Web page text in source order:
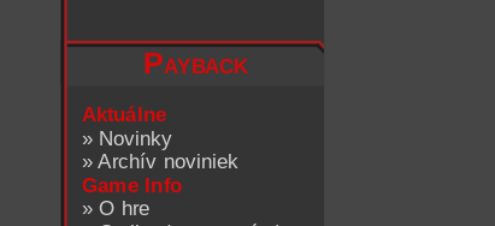
Payback
Aktuálne
» Novinky
»Archív noviniek
Game Info
»O hre